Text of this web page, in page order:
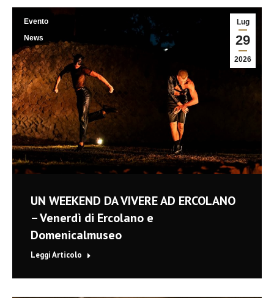
Lug
29
2026
Evento
News
UN WEEKEND DA VIVERE AD ERCOLANO
– Venerdì di Ercolano e
Domenicalmuseo
Leggi Articolo